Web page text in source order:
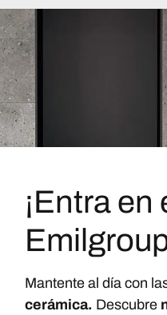
¡Entra
Mantente al día con
cerámica. Descubre